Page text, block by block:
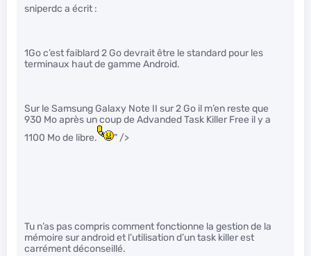
sniperdc a écrit :
1Go c’est faiblard 2 Go devrait être le standard pour les
terminaux haut de gamme Android.
Sur le Samsung Galaxy Note II sur 2 Go il m’en reste que
930 Mo après un coup de Advanded Task Killer Free il y a
1100 Mo de libre.
" />
Tu n’as pas compris comment fonctionne la gestion de la
mémoire sur android et l’utilisation d’un task killer est
carrément déconseillé.